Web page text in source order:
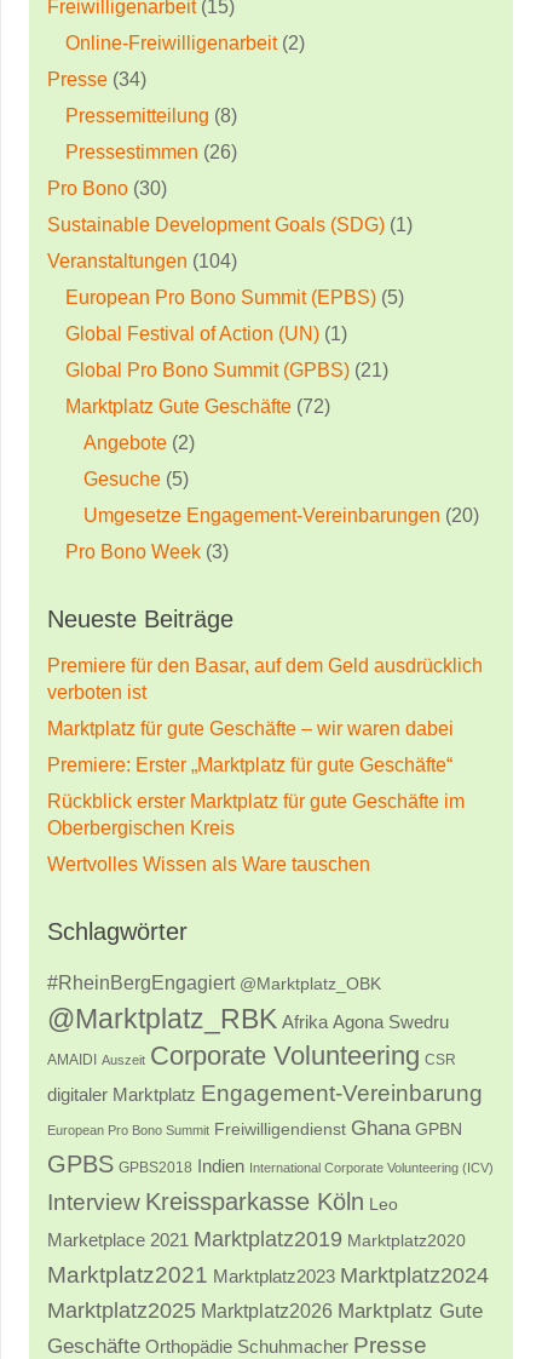
Freiwilligenarbeit(15)
Online-Freiwilligenarbeit(2)
Presse (34)
Pressemitteilung (8)
Pressestimmen (26)
Pro Bono (30)
Sustainable Development Goals (SDG) (1)
Veranstaltungen (104)
European Pro Bono Summit (EPBS) (5)
Global Festival of Action (UN) (1)
Global Pro Bono Summit (GPBS) (21)
Marktplatz Gute Geschäfte (72)
Angebote (2)
Gesuche (5)
Umgesetze Engagement-Vereinbarungen (20)
Pro Bono Week (3)
Neueste Beiträge
Premiere für den Basar, auf dem Geld ausdrücklich
verboten ist
Marktplatz für gute Geschäfte – wir waren dabei
Premiere: Erster „Marktplatz für gute Geschäfte“
Rückblick erster Marktplatz für gute Geschäfte im
Oberbergischen Kreis
Wertvolles Wissen als Ware tauschen
Schlagwörter
#RheinBergEngagiert @Marktplatz_OBK
@Marktplatz_RBK Afrika Agona Swedru
AMAIDI Auszeit Corporate Volunteering CSR
digitaler Marktplatz Engagement-Vereinbarung
European Pro Bono Summit Freiwilligendienst Ghana GPBN
GPBS GPBS2018 Indien International Corporate Volunteering (ICV)
Interview Kreissparkasse Köln Leo
Marketplace 2021 Marktplatz2019 Marktplatz2020
Marktplatz2021 Marktplatz2023 Marktplatz2024
Marktplatz2025 Marktplatz2026 Marktplatz Gute
Geschäfte Orthopädie Schuhmacher Presse